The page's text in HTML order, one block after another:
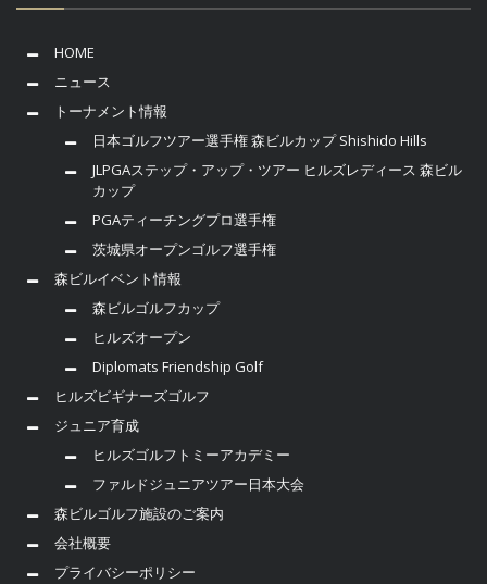
HOME
ニュース
トーナメント情報
日本ゴルフツアー選手権 森ビルカップ Shishido Hills
JLPGAステップ・アップ・ツアー ヒルズレディース 森ビル
カップ
PGAティーチングプロ選手権
茨城県オープンゴルフ選手権
森ビルイベント情報
森ビルゴルフカップ
ヒルズオープン
Diplomats Friendship Golf
ヒルズビギナーズゴルフ
ジュニア育成
ヒルズゴルフトミーアカデミー
ファルドジュニアツアー日本大会
森ビルゴルフ施設のご案内
会社概要
プライバシーポリシー